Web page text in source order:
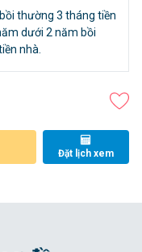
thường 3 tháng tiền
dưới 2 năm bồi
nhà.
Đặt lịch xem